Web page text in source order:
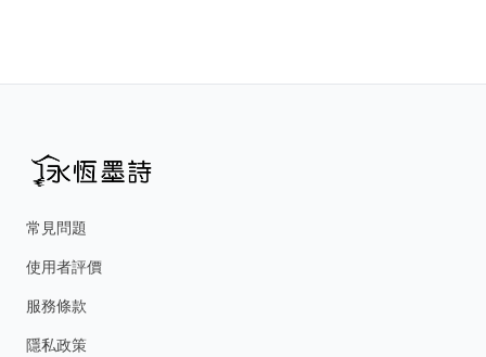
常見問題
使用者評價
服務條款
隱私政策